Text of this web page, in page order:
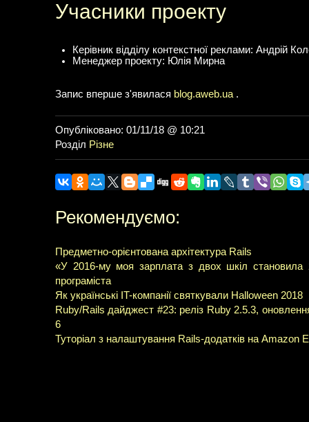
Учасники проекту
Керівник відділу контекстної реклами: Андрій
Менеджер проекту: Юлія Мирна
Запис вперше з'явилася blog.aweb.ua .
Опубліковано: 01/11/18 @ 10:21
Розділ Різне
Рекомендуємо:
Предметно-орієнтована архітектура Rails
«У 2016-му моя зарплата з двох шкіл становила
програміста
Як українські IT-компанії святкували Halloween 2018
Ruby/Rails дайджест #23: реліз Ruby 2.5.3,
6
Туторіал з налаштування Rails-додатків на Amazon